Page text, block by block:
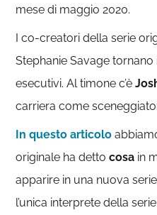
mese di maggio 2020.
I co-creatori della serie
Stephanie Savage
esecutivi. Al timone c’è
carriera come
In questo articolo
originale ha dettocosa in
apparire in una nuova
l’unica interprete della